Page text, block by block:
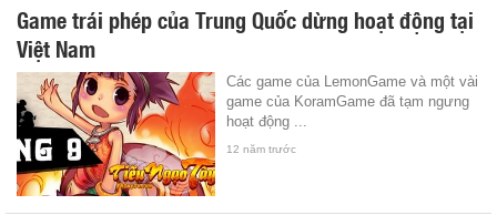
Game trái phép của Trung Quốc dừng hoạt động tại
Việt Nam
Các game của LemonGame và một vài
game của KoramGame đã tạm ngưng
hoạt động ...
12 năm trước